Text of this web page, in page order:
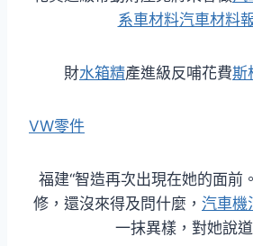
系車材料汽車材料
財水箱精產進級反哺花費斯
VW零件
福建“智造再次出現在她的面前
修，還沒來得及問什麼， 汽車機
一抹異樣，對她說